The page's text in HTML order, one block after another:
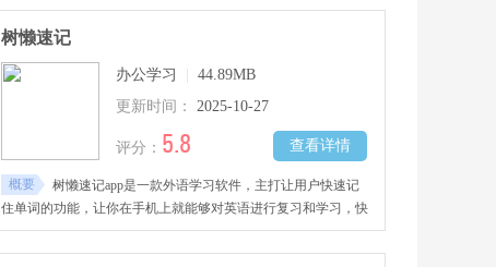
提升口语能力，都能找到合适训练模式。下载英语OK朗读宝，
让英语学习更轻松高效!
树懒速记
办公学习
44.89MB
更新时间：
2025-10-27
查看详情
评分： 5.8
概要
树懒速记app是一款外语学习软件，主打让用户快速记
住单词的功能，让你在手机上就能够对英语进行复习和学习，快
速提高你的英语成绩。